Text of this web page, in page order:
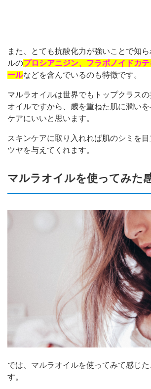
また、とても抗酸化力が強いことで知
ルのプロシアニジン、フラボノイドカ
ールなどを含んでいるのも特徴です。
マルラオイルは世界でもトップクラス
オイルですから、歳を重ねた肌に潤い
ケアにいいと思います。
スキンケアに取り入れれば肌のシミを
ツヤを与えてくれます。
マルラオイルを使ってみた
では、マルラオイルを使ってみて感じ
す。